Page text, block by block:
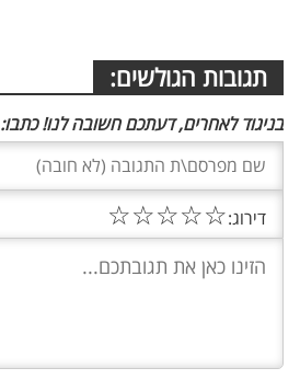
תגובות הגולשים:
בניגוד לאחרים, דעתכם חשובה לנו! כתבו:
דירוג:☆
☆
☆
☆
☆